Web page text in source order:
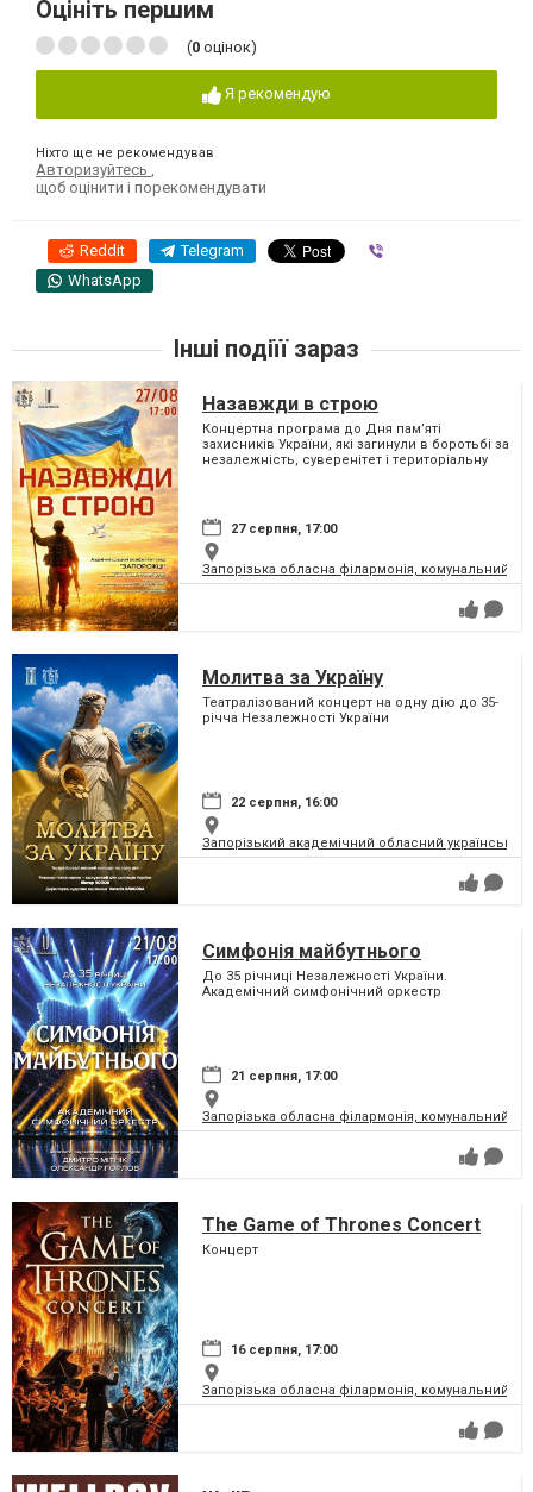
Оцініть першим
(0 оцінок)
Я рекомендую
Ніхто ще не рекомендував
Авторизуйтесь
щоб оцінити і порекомендувати
Reddit Telegram
WhatsApp
Інші подіїї зараз
Назавжди в строю
Концертна програма до Дня пам’яті
захисників України, які загинули в боротьбі за
незалежність, суверенітет і територіальну
27 серпня, 17:00
Запорізька обласна філармонія, комунальний
Молитва за Україну
Театралізований концерт на одну дію до 35-
річча Незалежності України
22 серпня, 16:00
Запорізький академічний обласний
Симфонія майбутнього
До 35 річниці Незалежності України.
Академічний симфонічний оркестр
21 серпня, 17:00
Запорізька обласна філармонія, комунальний
The Game of Thrones Concert
Концерт
16 серпня, 17:00
Запорізька обласна філармонія, комунальний